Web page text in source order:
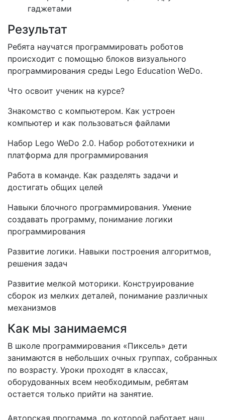
гаджетами
Результат
Ребята научатся программировать роботов
происходит с помощью блоков визуального
программирования среды Lego Education WeDo.
Что освоит ученик на курсе?
Знакомство с компьютером. Как устроен
компьютер и как пользоваться файлами
Набор Lego WeDo 2.0. Набор робототехники и
платформа для программирования
Работа в команде. Как разделять задачи и
достигать общих целей
Навыки блочного программирования. Умение
создавать программу, понимание логики
программирования
Развитие логики. Навыки построения алгоритмов,
решения задач
Развитие мелкой моторики. Конструирование
сборок из мелких деталей, понимание различных
механизмов
Как мы занимаемся
В школе программирования «Пиксель» дети
занимаются в небольших очных группах, собранных
по возрасту. Уроки проходят в классах,
оборудованных всем необходимым, ребятам
остается только прийти на занятие.
Авторская программа, по которой работает наш